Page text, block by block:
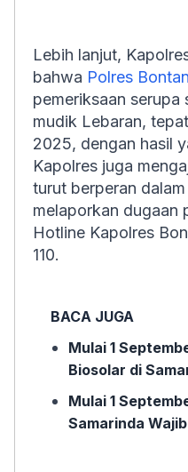
Lebih lanjut,
bahwa Polres
pemeriksaan serupa
mudik Lebaran,
2025, dengan hasil
Kapolres juga
turut berperan
melaporkan dugaan
Hotline Kapolres
110.
BACA JUGA
Mulai 1
Biosolar di
Mulai 1
Samarinda